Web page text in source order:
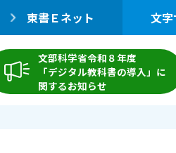
東書Ｅネット 文
文部科学省令和８年度
「デジタル教科書の導入」に
関するお知らせ